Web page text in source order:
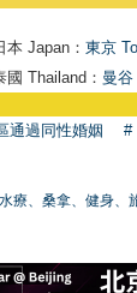
本 Japan： 東京
國 Thailand： 曼
通過同性婚姻 #
、桑拿、健身、